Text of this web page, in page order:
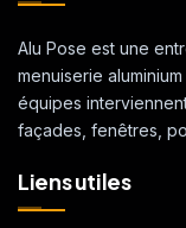
Alu Pose est une
menuiserie
équipes
façades, fenêtres,
Liens utiles